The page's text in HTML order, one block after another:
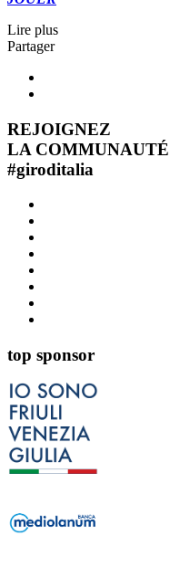
Lire plus
Partager
REJOIGNEZ
LA COMMUNAUTÉ
#giroditalia
top sponsor